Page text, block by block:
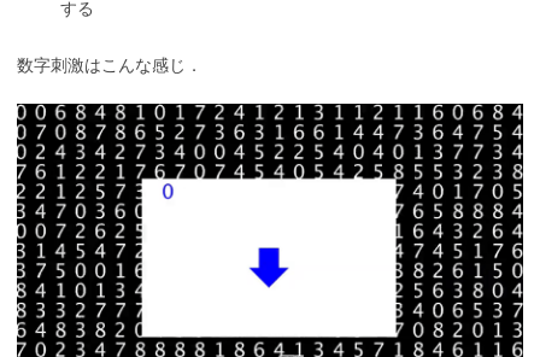
する
数字刺激はこんな感じ．